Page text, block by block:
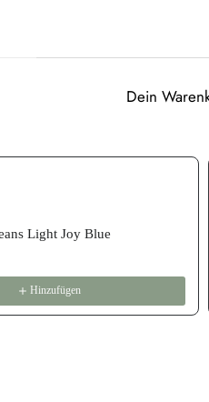
Dein
or scroll
Light Joy Blue
Hinzufügen